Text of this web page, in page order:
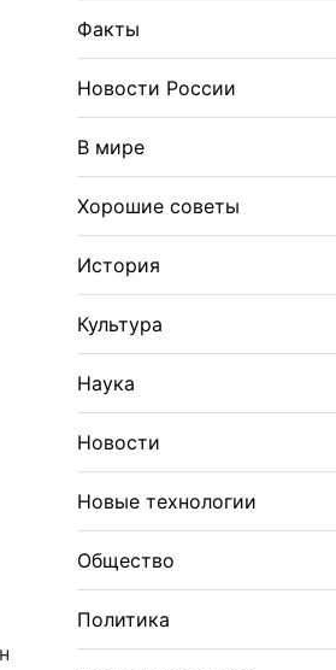
Факты
Новости России
В мире
Хорошие советы
История
Культура
Наука
Новости
Новые технологии
Общество
Политика